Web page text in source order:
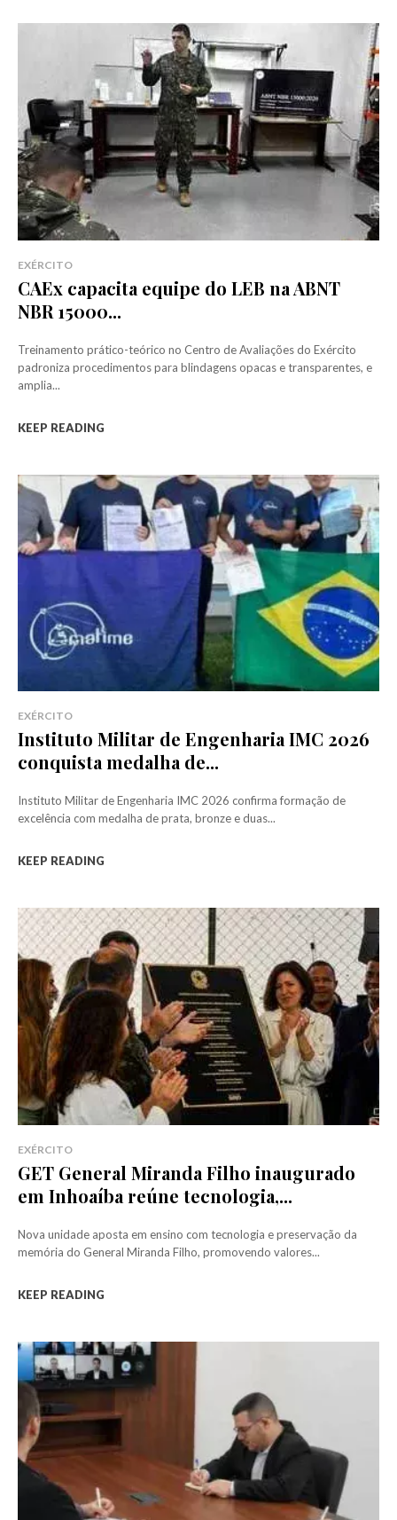
EXÉRCITO
CAEx capacita equipe do LEB na ABNT
NBR 15000...
Treinamento prático-teórico no Centro de Avaliações do Exército
padroniza procedimentos para blindagens opacas e transparentes, e
amplia...
KEEP READING
EXÉRCITO
Instituto Militar de Engenharia IMC 2026
conquista medalha de...
Instituto Militar de Engenharia IMC 2026 confirma formação de
excelência com medalha de prata, bronze e duas...
KEEP READING
EXÉRCITO
GET General Miranda Filho inaugurado
em Inhoaíba reúne tecnologia,...
Nova unidade aposta em ensino com tecnologia e preservação da
memória do General Miranda Filho, promovendo valores...
KEEP READING